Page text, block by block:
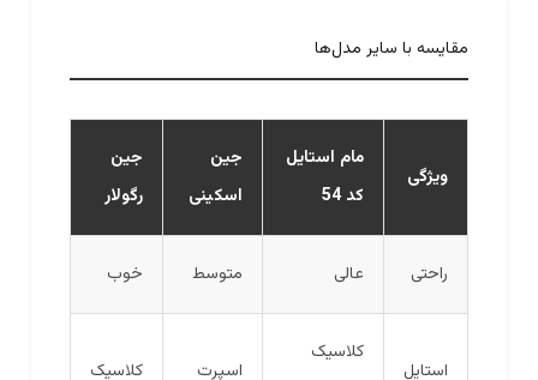
مقایسه با سایر مدل‌ها
ویژگی
مام استایل
کد 54
جین
اسکینی
جین
رگولار
راحتی عالی متوسط خوب
استایل
کلاسیک
اسپرت کلاسیک